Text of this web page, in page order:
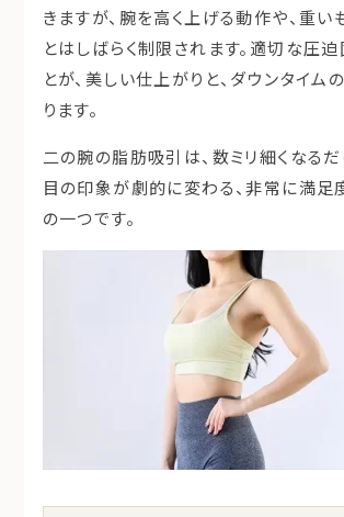
きますが、腕を高く上げる動作や、重い
とはしばらく制限されます。適切な圧
とが、美しい仕上がりと、ダウンタイム
ります。
二の腕の脂肪吸引は、数ミリ細くなる
目の印象が劇的に変わる、非常に満足
の一つです。